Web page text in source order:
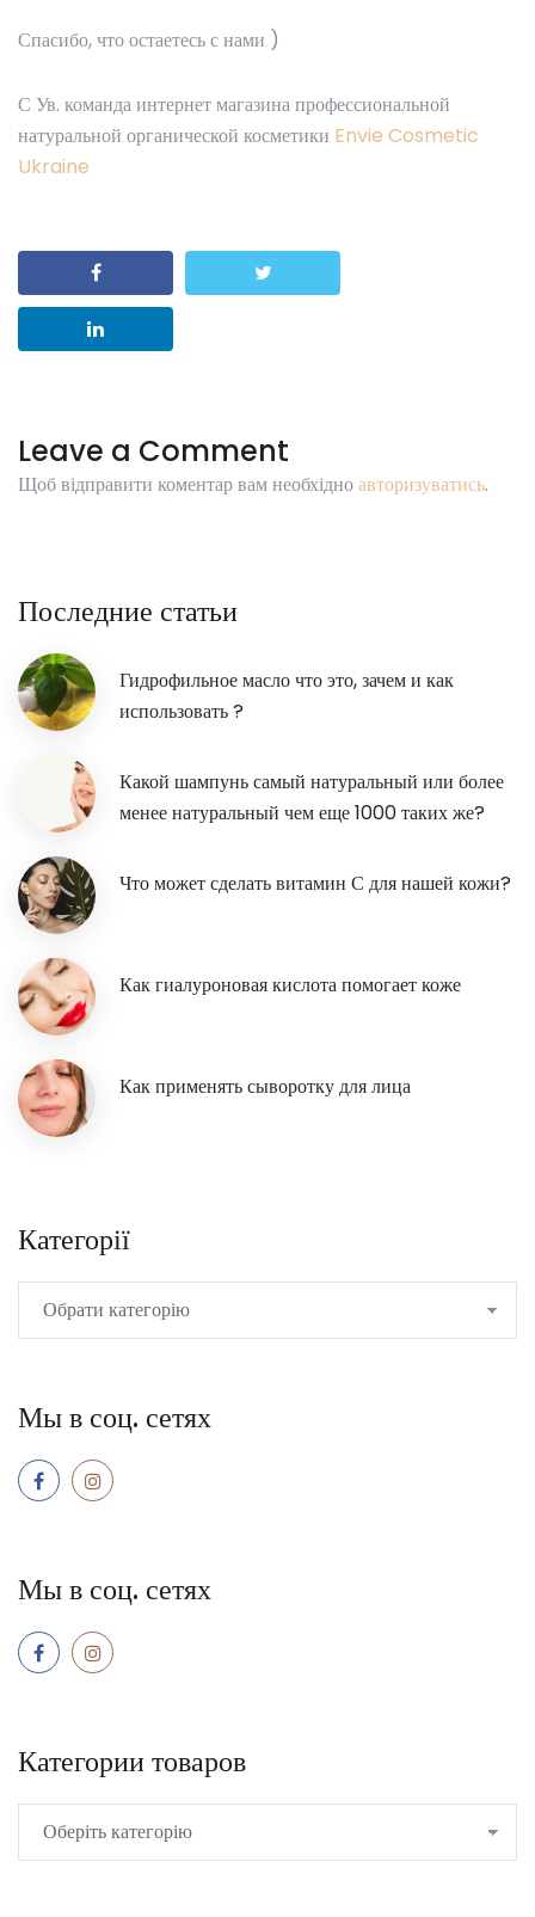
Спасибо, что остаетесь с нами )
С Ув. команда интернет магазина профессиональной
натуральной органической косметики Envie Cosmetic
Ukraine
Leave a Comment
Щоб відправити коментар вам необхідноавторизуватись.
Последние статьи
Гидрофильное масло что это, зачем и как
использовать ?
Какой шампунь самый натуральный или более
менее натуральный чем еще 1000 таких же?
Что может сделать витамин С для нашей кожи?
Как гиалуроновая кислота помогает коже
Как применять сыворотку для лица
Категорії
Мы в соц. сетях
Мы в соц. сетях
Категории товаров